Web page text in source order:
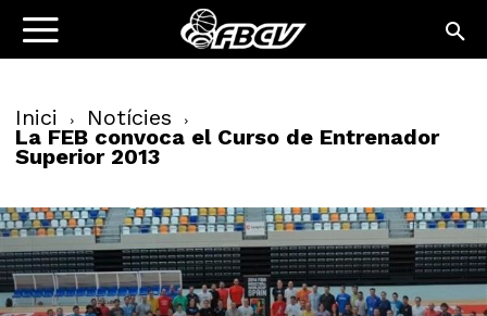
Inici Notícies
La FEB convoca el Curso de Entrenador
Superior 2013